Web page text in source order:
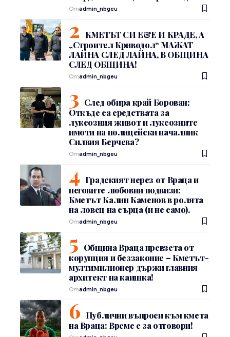
Отadmin_nbgeu
КМЕТЪТ СИ Е&Е И КРАДЕ, А
„Строител Криводол“ МАЖАТ
ЛАЙНА СЛЕД ЛАЙНА, В ОБЩИНА
СЛЕД ОБЩИНА!
Отadmin_nbgeu
След обира край Борован:
Откъде са средствата за
луксозния живот и луксозните
имоти на полицейски началник
Силвия Берчева?
Отadmin_nbgeu
Градският нерез от Враца и
неговите любовни подвизи:
Кметът Калин Каменов в ролята
на ловец на сърца (и не само).
Отadmin_nbgeu
Община Враца превзета от
корупция и беззаконие – Кметът-
мултимилионер държи главния
архитект на каишка!
Отadmin_nbgeu
Публични въпроси към кмета
на Враца: Време е за отговори!